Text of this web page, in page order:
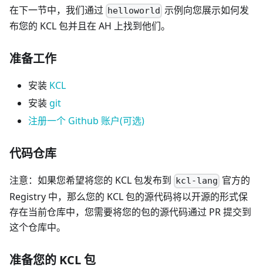
在下一节中，我们通过 helloworld 示例向您展示如何发
布您的 KCL 包并且在 AH 上找到他们。
准备工作
安装 KCL
安装git
注册一个 Github 账户(可选)
代码仓库
注意：如果您希望将您的 KCL 包发布到 kcl-lang 官方的
Registry 中，那么您的 KCL 包的源代码将以开源的形式保
存在当前仓库中，您需要将您的包的源代码通过 PR 提交到
这个仓库中。
准备您的 KCL 包